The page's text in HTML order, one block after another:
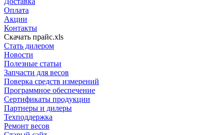
Оплата
Акции
Контакты
Скачать прайс.xls
Стать дилером
Новости
Полезные статьи
Запчасти для весов
Поверка средств измерений
Программное обеспечение
Сертификаты продукции
Партнеры и дилеры
Техподдержка
Ремонт весов